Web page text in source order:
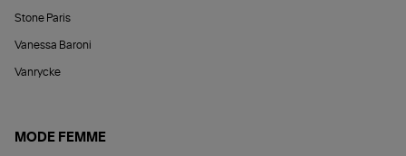
Stone Paris
Vanessa Baroni
Vanrycke
MODE FEMME